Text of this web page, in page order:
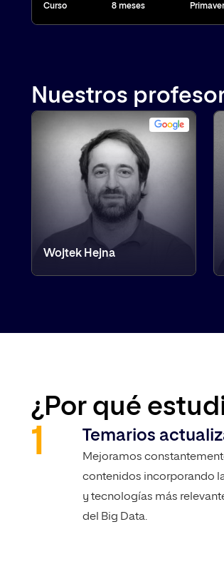
Curso 8 meses
Nuestros
Wojtek Hejna
¿Por qué
Temarios
Mejoramos
contenidos incorporando
y tecnologías más
del Big Data.